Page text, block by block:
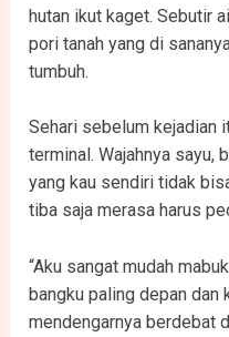
hutan ikut kaget. Sebutir
pori tanah yang di
tumbuh.
Sehari sebelum kejadian
terminal. Wajahnya sayu,
yang kau sendiri tidak
tiba saja merasa harus
“Aku sangat mudah
bangku paling depan dan
mendengarnya berdebat